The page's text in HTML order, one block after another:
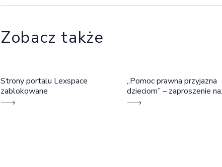
Zobacz także
Strony portalu Lexspace
zablokowane
„Pomoc prawna przyjazna
dzieciom” – zaproszenie na
szkolenie